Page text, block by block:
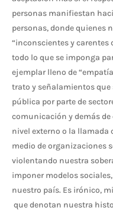
personas manifiestan
personas, donde quienes
“inconscientes y carentes
todo lo que se imponga
ejemplar lleno de
trato y señalamientos
pública por parte de
comunicación y demás
nivel externo o la
medio de organizaciones
violentando nuestra
imponer modelos
nuestro país. Es irónico,
que denotan nuestra